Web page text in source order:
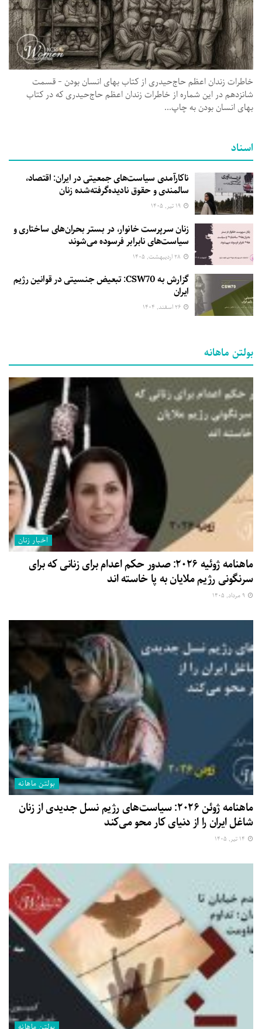
خاطرات زندان اعظم حاج‌حیدری از کتاب بهای انسان ‌بودن - قسمت
شانزدهم در این شماره از خاطرات زندان اعظم حاج‌حیدری که در کتاب
بهای انسان بودن به چاپ...
اسناد
ناکارآمدی سیاست‌های جمعیتی در ایران: اقتصاد،
سالمندی و حقوق نادیده‌گرفته‌شده زنان
زنان سرپرست خانوار، در بستر بحران‌های ساختاری و
سیاست‌های نابرابر فرسوده می‌شوند
گزارش به CSW70: تبعیض جنسیتی در قوانین رژیم
ایران
بولتن ماهانه
اخبار زنان
ماهنامه ژوئیه ۲۰۲۶: صدور حکم اعدام برای زنانی که برای
سرنگونی رژیم ملایان به پا خاسته اند
بولتن ماهانه
ماهنامه ژوئن ۲۰۲۶: سیاست‌های رژیم نسل جدیدی از زنان
شاغل ایران را از دنیای کار محو می‌کند